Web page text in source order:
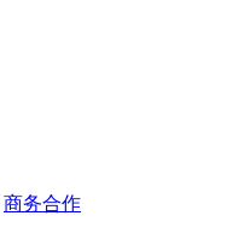
商务合作